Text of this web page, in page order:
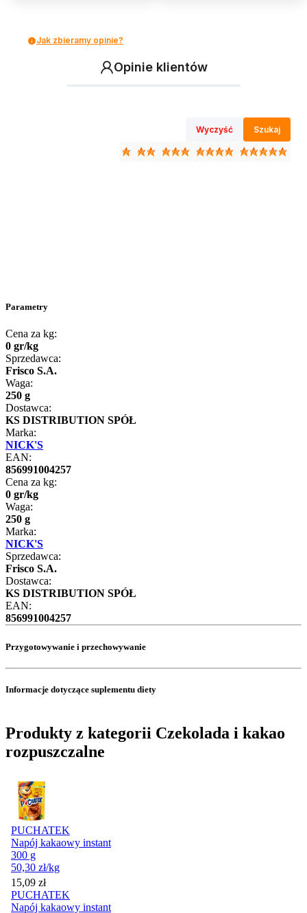
Jak zbieramy opinie?
Opinie klientów
Wyczyść Szukaj
Parametry
Cena za kg:
0 gr/kg
Sprzedawca:
Frisco S.A.
Waga:
250 g
Dostawca:
KS DISTRIBUTION SPÓŁ
Marka:
NICK'S
EAN:
856991004257
Cena za kg:
0 gr/kg
Waga:
250 g
Marka:
NICK'S
Sprzedawca:
Frisco S.A.
Dostawca:
KS DISTRIBUTION SPÓŁ
EAN:
856991004257
Przygotowywanie i przechowywanie
Informacje dotyczące suplementu diety
Produkty z kategorii Czekolada i kakao
rozpuszczalne
PUCHATEK
Napój kakaowy instant
300 g
50,30 zł/kg
Cena
15,09 zł
PUCHATEK
Napój kakaowy instant